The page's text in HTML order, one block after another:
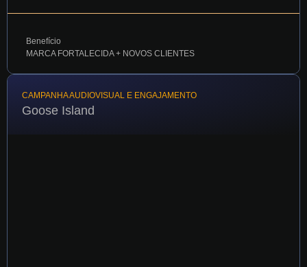
Benefício
MARCA FORTALECIDA + NOVOS CLIENTES
CAMPANHA AUDIOVISUAL E ENGAJAMENTO
Goose Island